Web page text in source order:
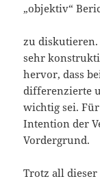
„objektiv“
zu
sehr
hervor, dass
differenzierte
wichtig sei.
Intention der
Vordergrund.
Trotz all dieser